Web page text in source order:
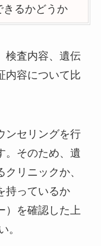
きるかどうか
検査内容、遺伝
内容について比
ンセリングを行
。そのため、遺
リニックか、
持っているか
）を確認した上
。